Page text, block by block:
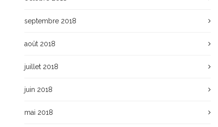
septembre 2018
août 2018
juillet 2018
juin 2018
mai 2018